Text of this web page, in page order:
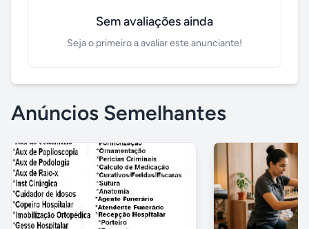
Sem avaliações ainda
Seja o primeiro a avaliar este anunciante!
Anúncios Semelhantes